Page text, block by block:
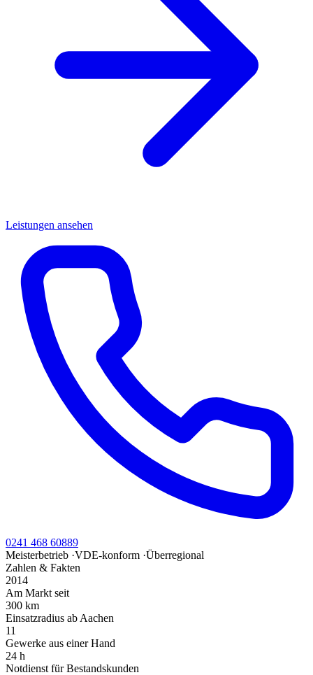
Leistungen ansehen
0241 468 60889
Meisterbetrieb ·VDE-konform ·Überregional
Zahlen & Fakten
2014
Am Markt seit
300 km
Einsatzradius ab Aachen
11
Gewerke aus einer Hand
24 h
Notdienst für Bestandskunden